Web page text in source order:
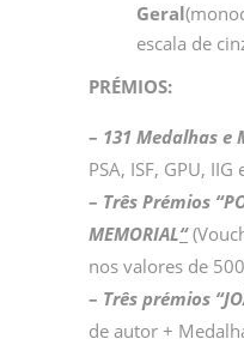
Geral
escala de
PRÉMIOS:
– 131 Medalhas e
PSA, ISF, GPU,
– Três Prémios
MEMORIAL“
nos valores de
– Três prémios
de autor +